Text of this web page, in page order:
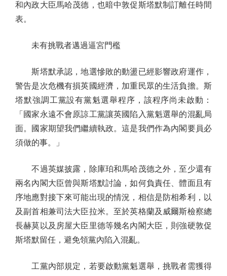
和內政大臣馬哈茂德，也暗中敦促斯塔默制訂離任時間
表。
未有挑戰者邁過逼宮門檻
斯塔默承認，地選慘敗的動盪已經影響政府運作，
警告是次危機有損英國經濟，加重民眾的生活負擔。斯
塔默強調工黨設有黨魁選舉程序，該程序尚未啟動：
「國家永遠不會原諒工黨讓英國陷入黨魁選舉的混亂局
面。國家期望我們繼續執政。這是我們作為內閣要員必
須做的事。」
不過英媒披露，除庫珀和馬哈茂德之外，至少還有
兩名內閣大臣曾與斯塔默討論，如何負責任、體面且有
序地應對接下來可能出現的情況，相信是防相希利，以
及副首相兼司法大臣拉米。至於英格蘭及威爾斯檢察總
長赫莫以及房屋大臣里德等幾名內閣大臣，則強硬敦促
斯塔默留任，避免領黨內陷入混亂。
工黨內部規定，若要啟動黨魁選舉，挑戰者需獲得